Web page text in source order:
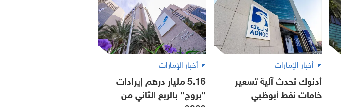
أخبار الإمارات
أدنوك تحدث آلية تسعير
خامات نفط أبوظبي
أخبار الإمارات
5.16 مليار درهم إيرادات
"بروج" بالربع الثاني من